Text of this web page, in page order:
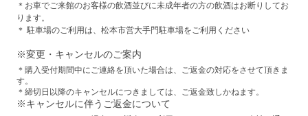
＊お車でご来館のお客様の飲酒並びに未成年者の方の飲酒はお断りしてお
ります。
＊ 駐車場のご利用は、松本市営大手門駐車場をご利用ください
※変更・キャンセルのご案内
＊購入受付期間中にご連絡を頂いた場合は、ご返金の対応をさせて頂きま
す。
＊締切日以降のキャンセルにつきましては、ご返金致しかねます。
※キャンセルに伴うご返金について